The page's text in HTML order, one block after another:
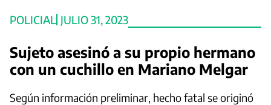
POLICIAL JULIO 31, 2023
Sujeto asesinó a su propio hermano
con un cuchillo en Mariano Melgar
Según información preliminar, hecho fatal se originó